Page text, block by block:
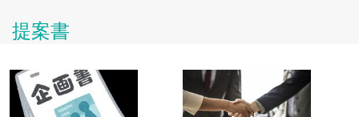
提案書